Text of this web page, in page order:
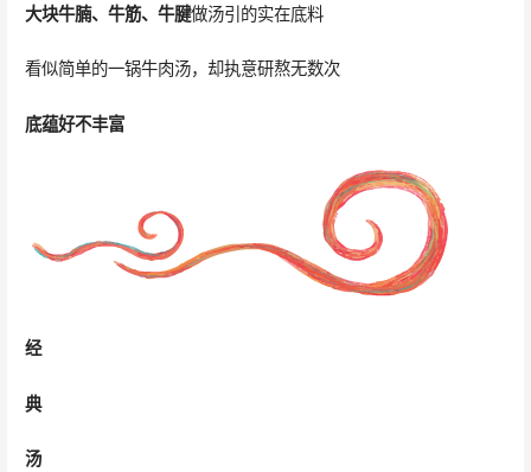
大块牛腩、牛筋、牛腱做汤引的实在底料
看似简单的一锅牛肉汤，却执意研熬无数次
底蕴好不丰富
经
典
汤